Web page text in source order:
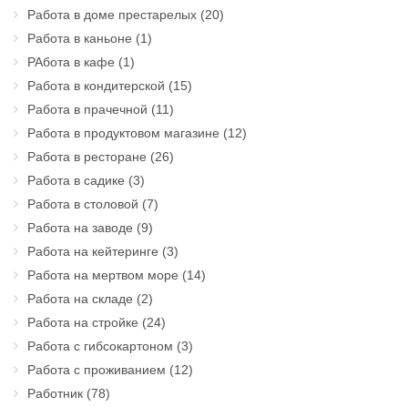
Работа в доме престарелых (20)
Работа в каньоне (1)
РАбота в кафе (1)
Работа в кондитерской (15)
Работа в прачечной (11)
Работа в продуктовом магазине (12)
Работа в ресторане (26)
Работа в садике (3)
Работа в столовой (7)
Работа на заводе (9)
Работа на кейтеринге (3)
Работа на мертвом море (14)
Работа на складе (2)
Работа на стройке (24)
Работа с гибсокартоном (3)
Работа с проживанием (12)
Работник (78)